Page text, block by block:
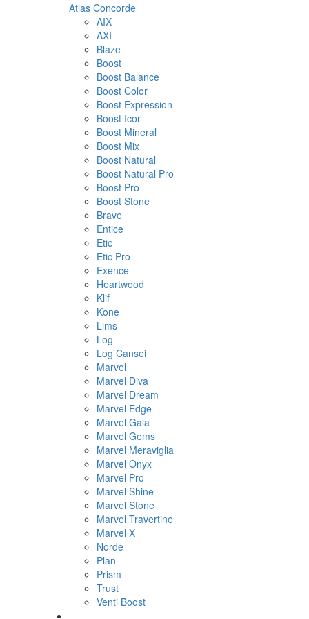
Atlas Concorde
AIX
AXI
Blaze
Boost
Boost Balance
Boost Color
Boost Expression
Boost Icor
Boost Mineral
Boost Mix
Boost Natural
Boost Natural Pro
Boost Pro
Boost Stone
Brave
Entice
Etic
Etic Pro
Exence
Heartwood
Klif
Kone
Lims
Log
Log Cansei
Marvel
Marvel Diva
Marvel Dream
Marvel Edge
Marvel Gala
Marvel Gems
Marvel Meraviglia
Marvel Onyx
Marvel Pro
Marvel Shine
Marvel Stone
Marvel Travertine
Marvel X
Norde
Plan
Prism
Trust
Venti Boost